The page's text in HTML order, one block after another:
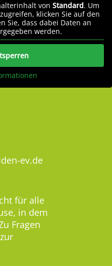
von Standard. Um
klicken Sie auf den
Sie, dass dabei Daten an
werden.
ev.de
für alle
in dem
Fragen